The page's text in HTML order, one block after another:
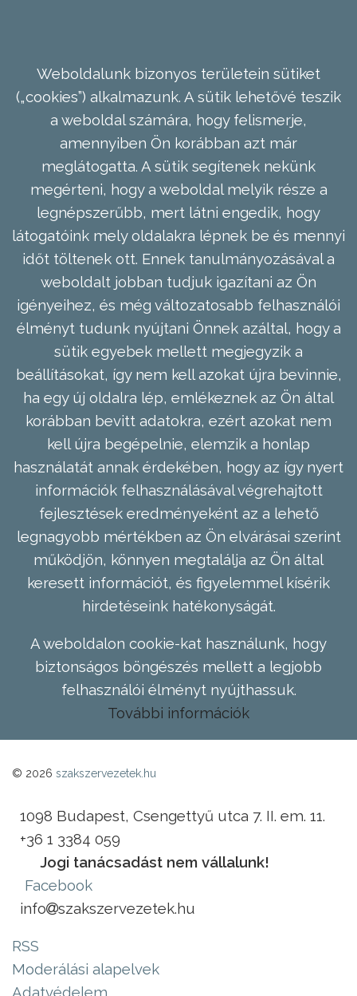
Weboldalunk bizonyos területein sütiket
(„cookies”) alkalmazunk. A sütik lehetővé teszik
a weboldal számára, hogy felismerje,
amennyiben Ön korábban azt már
meglátogatta. A sütik segítenek nekünk
megérteni, hogy a weboldal melyik része a
legnépszerűbb, mert látni engedik, hogy
látogatóink mely oldalakra lépnek be és mennyi
időt töltenek ott. Ennek tanulmányozásával a
weboldalt jobban tudjuk igazítani az Ön
igényeihez, és még változatosabb felhasználói
élményt tudunk nyújtani Önnek azáltal, hogy a
sütik egyebek mellett megjegyzik a
beállításokat, így nem kell azokat újra bevinnie,
ha egy új oldalra lép, emlékeznek az Ön által
korábban bevitt adatokra, ezért azokat nem
kell újra begépelnie, elemzik a honlap
használatát annak érdekében, hogy az így nyert
információk felhasználásával végrehajtott
fejlesztések eredményeként az a lehető
legnagyobb mértékben az Ön elvárásai szerint
működjön, könnyen megtalálja az Ön által
keresett információt, és figyelemmel kísérik
hirdetéseink hatékonyságát.
A weboldalon cookie-kat használunk, hogy
biztonságos böngészés mellett a legjobb
felhasználói élményt nyújthassuk.
További információk
© 2026 szakszervezetek.hu
1098 Budapest, Csengettyű utca 7. II. em. 11.
+36 1 3384 059
Jogi tanácsadást nem vállalunk!
Facebook
info
szakszervezetek.hu
RSS
Moderálási alapelvek
Adatvédelem